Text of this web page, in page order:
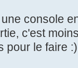
console
c'est
pour le faire :)